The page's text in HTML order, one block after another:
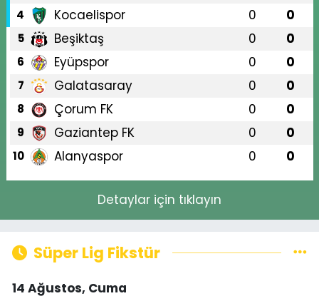
4 Kocaelispor 0 0
5 Beşiktaş 0 0
6 Eyüpspor 0 0
7 Galatasaray 0 0
8 Çorum FK 0 0
9 Gaziantep FK 0 0
10 Alanyaspor 0 0
Detaylar için tıklayın
Süper Lig Fikstür
14 Ağustos, Cuma